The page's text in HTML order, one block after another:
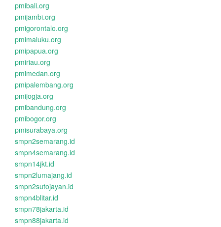
pmibali.org
pmijambi.org
pmigorontalo.org
pmimaluku.org
pmipapua.org
pmiriau.org
pmimedan.org
pmipalembang.org
pmijogja.org
pmibandung.org
pmibogor.org
pmisurabaya.org
smpn2semarang.id
smpn4semarang.id
smpn14jkt.id
smpn2lumajang.id
smpn2sutojayan.id
smpn4blitar.id
smpn78jakarta.id
smpn88jakarta.id